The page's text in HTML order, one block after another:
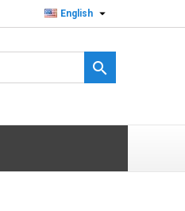
English 
